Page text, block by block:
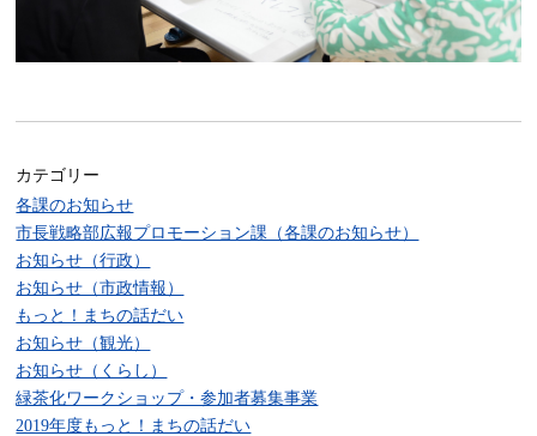
カテゴリー
各課のお知らせ
市長戦略部広報プロモーション課（各課のお知らせ）
お知らせ（行政）
お知らせ（市政情報）
もっと！まちの話だい
お知らせ（観光）
お知らせ（くらし）
緑茶化ワークショップ・参加者募集事業
2019年度もっと！まちの話だい